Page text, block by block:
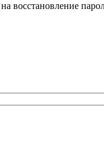
восстановление